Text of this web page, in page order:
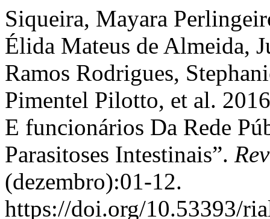
Siqueira, Mayara
Élida Mateus de Almeida,
Ramos Rodrigues,
Pimentel Pilotto, et al.
E funcionários Da Rede
Parasitoses Intestinais”.
(dezembro):01-12.
https://doi.org/10.53393/